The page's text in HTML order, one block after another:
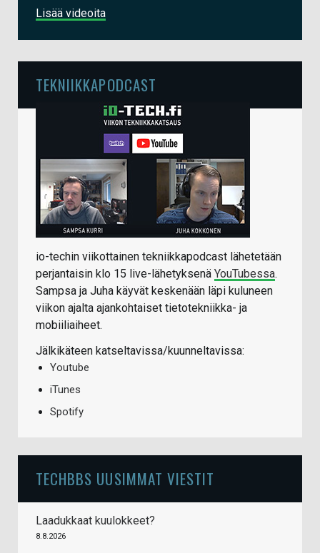
Lisää videoita
TEKNIIKKAPODCAST
io-techin viikottainen tekniikkapodcast lähetetään
perjantaisin klo 15 live-lähetyksenä YouTubessa.
Sampsa ja Juha käyvät keskenään läpi kuluneen
viikon ajalta ajankohtaiset tietotekniikka- ja
mobiiliaiheet.
Jälkikäteen katseltavissa/kuunneltavissa:
Youtube
iTunes
Spotify
TECHBBS UUSIMMAT VIESTIT
Laadukkaat kuulokkeet?
8.8.2026